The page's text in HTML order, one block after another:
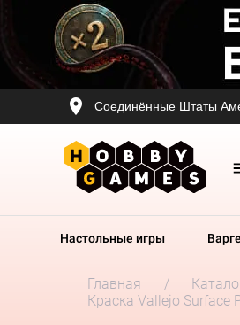
Соединённые Штаты
Настольные игры
Главная
Краска Vallejo Surface